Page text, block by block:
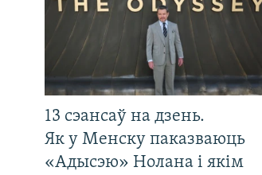
13 сэансаў на дзень.
Як у Менску паказваюць
«Адысэю» Нолана і якім